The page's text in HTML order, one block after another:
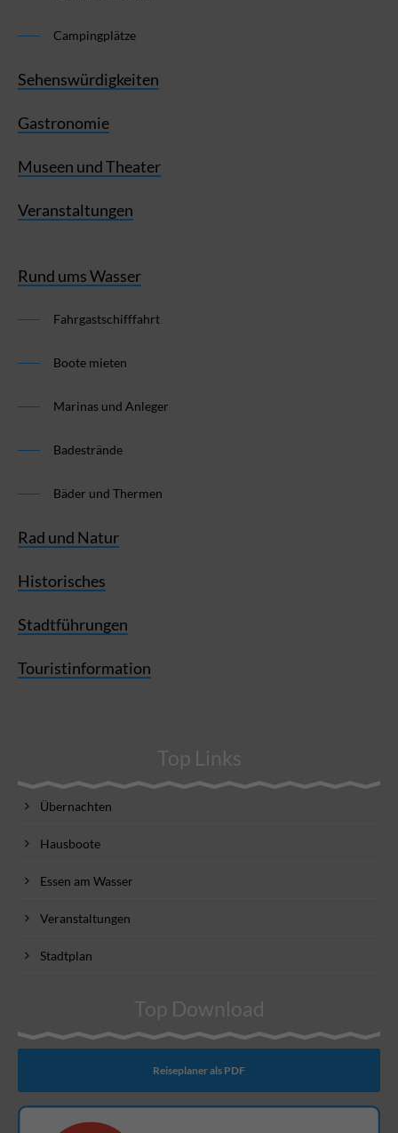
Campingplätze
Sehenswürdigkeiten
Gastronomie
Museen und Theater
Veranstaltungen
Rund ums Wasser
Fahrgastschifffahrt
Boote mieten
Marinas und Anleger
Badestrände
Bäder und Thermen
Rad und Natur
Historisches
Stadtführungen
Touristinformation
Top Links
Übernachten
Hausboote
Essen am Wasser
Veranstaltungen
Stadtplan
Top Download
Reiseplaner als PDF